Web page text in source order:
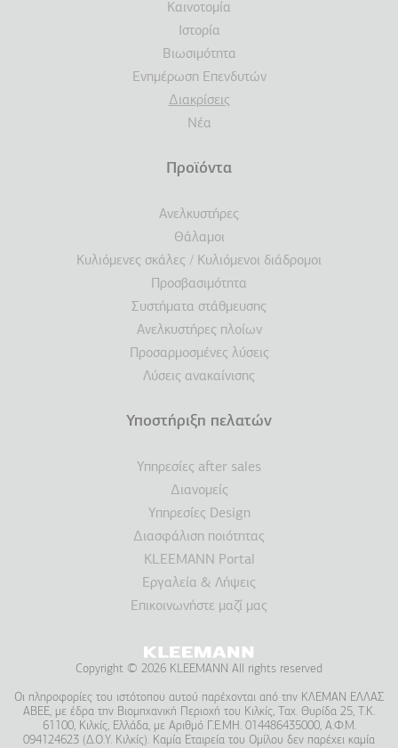
Καινοτομία
Ιστορία
Βιωσιμότητα
Ενημέρωση Επενδυτών
Διακρίσεις
Νέα
Προϊόντα
Ανελκυστήρες
Θάλαμοι
Κυλιόμενες σκάλες / Κυλιόμενοι διάδρομοι
Προσβασιμότητα
Συστήματα στάθμευσης
Ανελκυστήρες πλοίων
Προσαρμοσμένες λύσεις
Λύσεις ανακαίνισης
Υποστήριξη πελατών
Υπηρεσίες after sales
Διανομείς
Υπηρεσίες Design
Διασφάλιση ποιότητας
KLEEMANN Portal
Εργαλεία & Λήψεις
Επικοινωνήστε μαζί μας
Copyright © 2026 KLEEMANN All rights reserved
Οι πληροφορίες του ιστότοπου αυτού παρέχονται από την ΚΛΕΜΑΝ ΕΛΛΑΣ
ΑΒΕΕ, με έδρα την Βιομηχανική Περιοχή του Κιλκίς, Ταχ. Θυρίδα 25, Τ.Κ.
61100, Κιλκίς, Ελλάδα, με Αριθμό Γ.Ε.ΜΗ. 014486435000, Α.Φ.Μ.
094124623 (Δ.Ο.Υ. Κιλκίς). Καμία Εταιρεία του Ομίλου δεν παρέχει καμία